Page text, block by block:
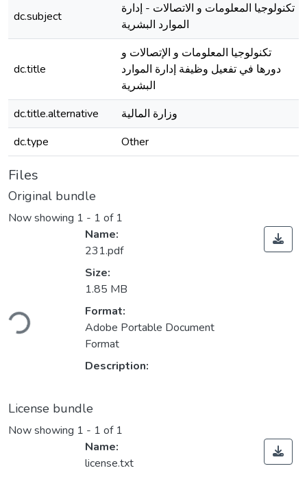
dc.subject
تكنولوجيا المعلومات و الاتصالات - إدارة
الموارد البشرية
dc.title
تكنولوجيا المعلومات و الإتصالات و
دورها في تفعيل وظيفة إدارة الموارد
البشرية
dc.title.alternative وزارة المالية
dc.type
Other
Files
Original bundle
Now showing 1 - 1 of 1
Name:
231.pdf
Size:
1.85 MB
Format:
Adobe Portable Document
Format
Description:
License bundle
Now showing 1 - 1 of 1
Name:
license.txt